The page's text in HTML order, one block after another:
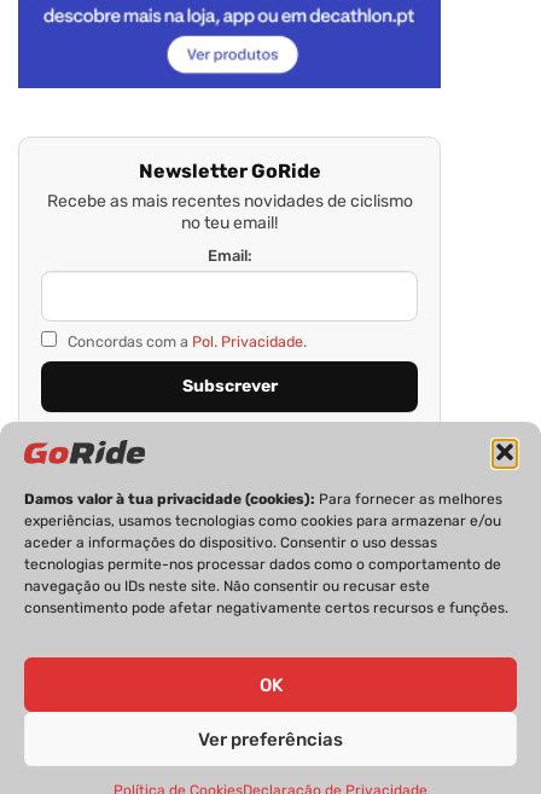
Damos valor à tua privacidade (cookies): Para fornecer as melhores
experiências, usamos tecnologias como cookies para armazenar e/ou
aceder a informações do dispositivo. Consentir o uso dessas
tecnologias permite-nos processar dados como o comportamento de
navegação ou IDs neste site. Não consentir ou recusar este
consentimento pode afetar negativamente certos recursos e funções.
OK
Ver preferências
Política de CookiesDeclaração de Privacidade
Newsletter GoRide
Recebe as mais recentes novidades de ciclismo
no teu email!
Email:
Concordas com a Pol. Privacidade.
PRIVACIDADE FICHA TÉCNICA
ESTATUTO EDITORIAL
GoRide 2026 | Todos os direitos reservados.